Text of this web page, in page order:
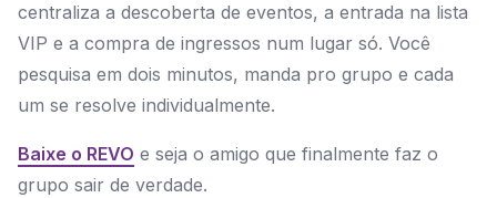
centraliza a descoberta de eventos, a entrada na lista
VIP e a compra de ingressos num lugar só. Você
pesquisa em dois minutos, manda pro grupo e cada
um se resolve individualmente.
Baixe o REVO e seja o amigo que finalmente faz o
grupo sair de verdade.